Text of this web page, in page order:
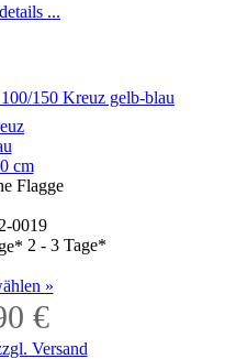
...
cm
Flagge
0019
2 - 3 Tage*
»
€
Versand